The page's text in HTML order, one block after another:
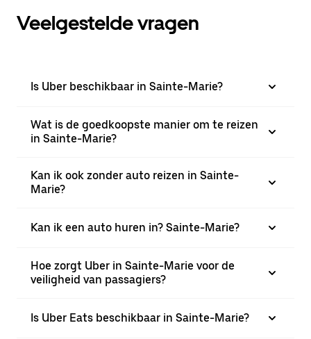
Veelgestelde vragen
Is Uber beschikbaar in Sainte-Marie?
Wat is de goedkoopste manier om te reizen
in Sainte-Marie?
Kan ik ook zonder auto reizen in Sainte-
Marie?
Kan ik een auto huren in? Sainte-Marie?
Hoe zorgt Uber in Sainte-Marie voor de
veiligheid van passagiers?
Is Uber Eats beschikbaar in Sainte-Marie?